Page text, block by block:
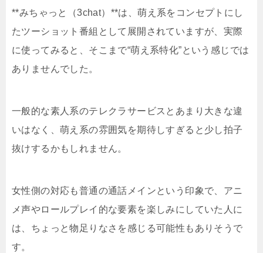
**みちゃっと（3chat）**は、萌え系をコンセプトにし
たツーショット番組として展開されていますが、実際
に使ってみると、そこまで“萌え系特化”という感じでは
ありませんでした。
一般的な素人系のテレクラサービスとあまり大きな違
いはなく、萌え系の雰囲気を期待しすぎると少し拍子
抜けするかもしれません。
女性側の対応も普通の通話メインという印象で、アニ
メ声やロールプレイ的な要素を楽しみにしていた人に
は、ちょっと物足りなさを感じる可能性もありそうで
す。